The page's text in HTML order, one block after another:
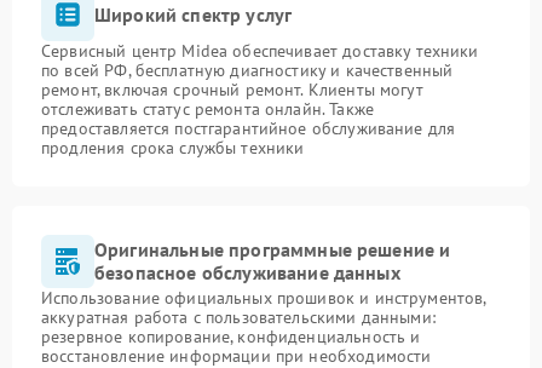
Широкий спектр услуг
Сервисный центр Midea обеспечивает доставку техники
по всей РФ, бесплатную диагностику и качественный
ремонт, включая срочный ремонт. Клиенты могут
отслеживать статус ремонта онлайн. Также
предоставляется постгарантийное обслуживание для
продления срока службы техники
Оригинальные программные решение и
безопасное обслуживание данных
Использование официальных прошивок и инструментов,
аккуратная работа с пользовательскими данными:
резервное копирование, конфиденциальность и
восстановление информации при необходимости